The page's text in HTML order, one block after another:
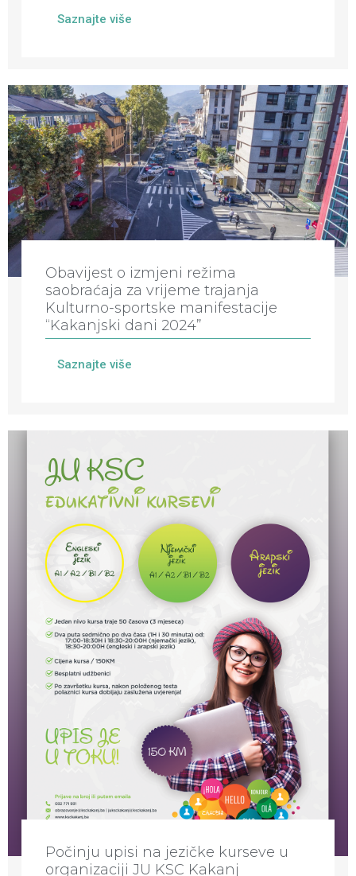
Saznajte više
Obavijest o izmjeni režima
saobraćaja za vrijeme trajanja
Kulturno-sportske manifestacije
“Kakanjski dani 2024”
Saznajte više
Počinju upisi na jezičke kurseve u
organizaciji JU KSC Kakanj